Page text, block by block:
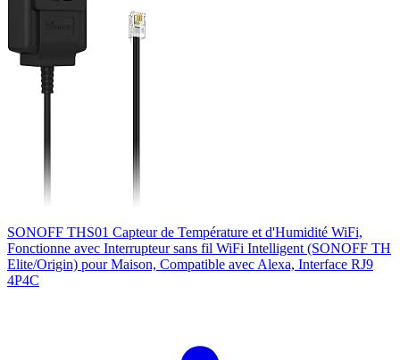
SONOFF THS01 Capteur de Température et d'Humidité WiFi,
Fonctionne avec Interrupteur sans fil WiFi Intelligent (SONOFF TH
Elite/Origin) pour Maison, Compatible avec Alexa, Interface RJ9
4P4C